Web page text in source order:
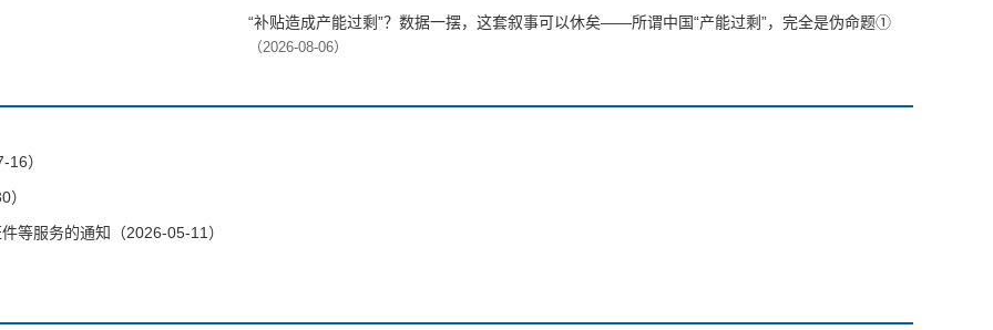
“补贴造成产能过剩”？数据一摆，这套叙事可以休矣——所谓中国“产能过剩”，完全是伪命题①
（2026-08-06）
）
等服务的通知（2026-05-11）